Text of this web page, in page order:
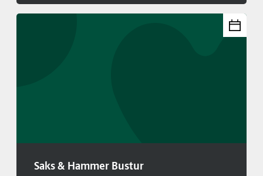
Saks & Hammer Bustur